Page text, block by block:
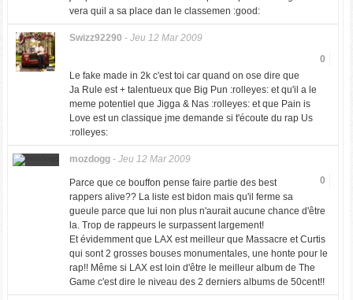
vera quil a sa place dan le classemen :good:
Swizz92290 - Jeu 12 Mar 2009
0
Le fake made in 2k c'est toi car quand on ose dire que
Ja Rule est + talentueux que Big Pun :rolleyes: et qu'il a le
meme potentiel que Jigga & Nas :rolleyes: et que Pain is
Love est un classique jme demande si t'écoute du rap Us
:rolleyes:
mozdogg- Jeu 12 Mar 2009
0
Parce que ce bouffon pense faire partie des best
rappers alive?? La liste est bidon mais qu'il ferme sa
gueule parce que lui non plus n'aurait aucune chance d'être
la. Trop de rappeurs le surpassent largement!
Et évidemment que LAX est meilleur que Massacre et Curtis
qui sont 2 grosses bouses monumentales, une honte pour le
rap!! Même si LAX est loin d'être le meilleur album de The
Game c'est dire le niveau des 2 derniers albums de 50cent!!